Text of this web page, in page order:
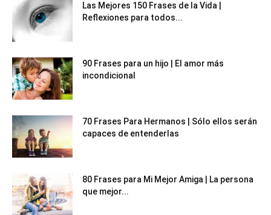
Las Mejores 150 Frases de la Vida |
Reflexiones para todos...
90 Frases para un hijo | El amor más
incondicional
70 Frases Para Hermanos | Sólo ellos serán
capaces de entenderlas
80 Frases para Mi Mejor Amiga | La persona
que mejor...